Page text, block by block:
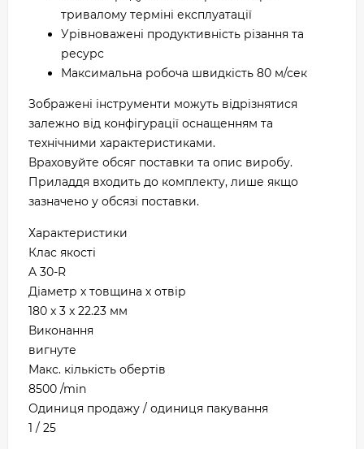
тривалому терміні експлуатації
Урівноважені продуктивність різання та
ресурс
Максимальна робоча швидкість 80 м/сек
Зображені інструменти можуть відрізнятися
залежно від конфігурації оснащенням та
технічними характеристиками.
Враховуйте обсяг поставки та опис виробу.
Приладдя входить до комплекту, лише якщо
зазначено у обсязі поставки.
Характеристики
Клас якості
A 30-R
Діаметр х товщина х отвір
180 x 3 x 22.23 мм
Виконання
вигнуте
Макс. кількість обертів
8500 /min
Одиниця продажу / одиниця пакування
1 / 25